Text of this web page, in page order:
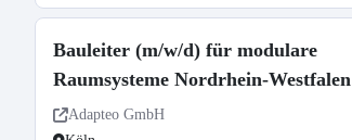
Bauleiter (m/w/d) für modulare
Raumsysteme Nordrhein-Westfalen
Adapteo GmbH